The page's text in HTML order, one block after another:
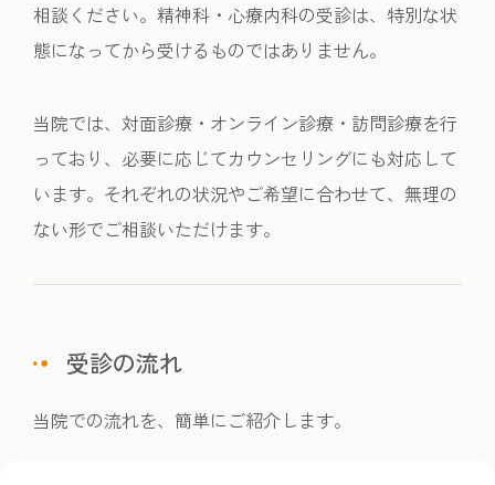
相談ください。精神科・心療内科の受診は、特別な状
態になってから受けるものではありません。
当院では、対面診療・オンライン診療・訪問診療を行
っており、必要に応じてカウンセリングにも対応して
います。それぞれの状況やご希望に合わせて、無理の
ない形でご相談いただけます。
受診の流れ
当院での流れを、簡単にご紹介します。